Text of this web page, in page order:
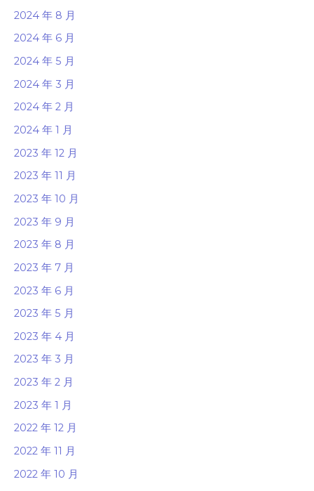
2024 年 8 月
2024 年 6 月
2024 年 5 月
2024 年 3 月
2024 年 2 月
2024 年 1 月
2023 年 12 月
2023 年 11 月
2023 年 10 月
2023 年 9 月
2023 年 8 月
2023 年 7 月
2023 年 6 月
2023 年 5 月
2023 年 4 月
2023 年 3 月
2023 年 2 月
2023 年 1 月
2022 年 12 月
2022 年 11 月
2022 年 10 月